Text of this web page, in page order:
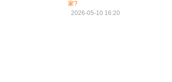
家?
2026-05-10 16:20